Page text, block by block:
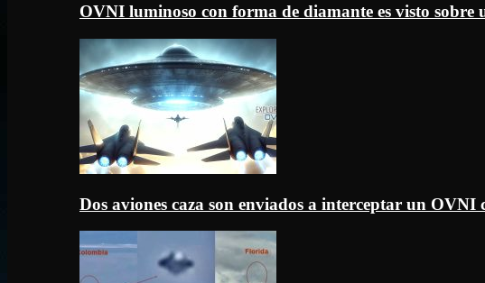
OVNI luminoso con forma de diamante es visto
Dos aviones caza son enviados a interceptar un OVNI